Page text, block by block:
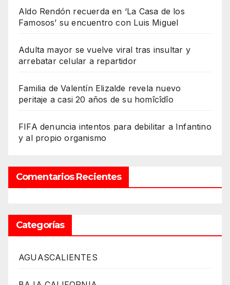
Aldo Rendón recuerda en ‘La Casa de los
Famosos’ su encuentro con Luis Miguel
Adulta mayor se vuelve viral tras insultar y
arrebatar celular a repartidor
Familia de Valentín Elizalde revela nuevo
peritaje a casi 20 años de su homîcîdîo
FIFA denuncia intentos para debilitar a Infantino
y al propio organismo
Comentarios Recientes
Categorías
AGUASCALIENTES